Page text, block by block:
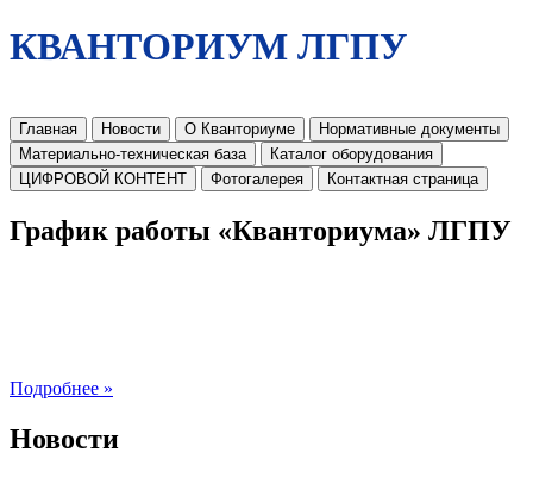
КВАНТОРИУМ ЛГПУ
Главная Новости О Кванториуме
Нормативные документы
Материально-техническая база
Каталог оборудования
ЦИФРОВОЙ КОНТЕНТ
Фотогалерея Контактная страница
График работы «Кванториума» ЛГПУ
Подробнее »
Новости